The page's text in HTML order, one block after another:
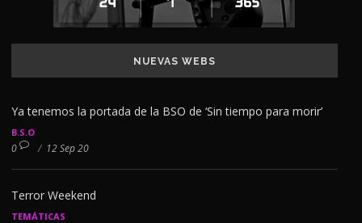
NUEVAS WEBS
Ya tenemos la portada de la BSO de ‘Sin tiempo para morir’
B.S.O
0 / 12 Sep 20
Terror Weekend
TEMÁTICAS